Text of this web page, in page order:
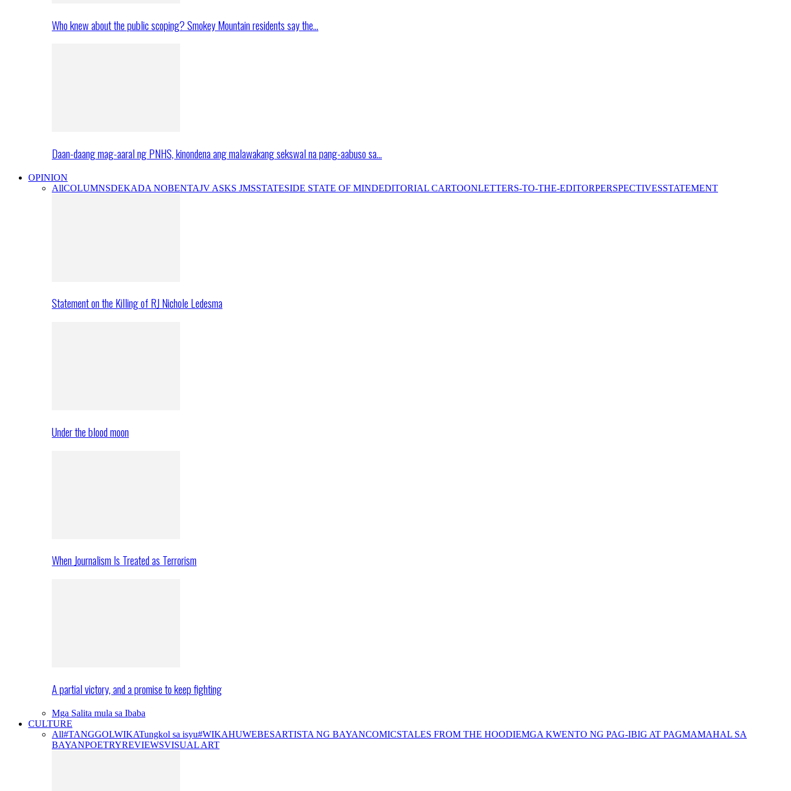
Who knew about the public scoping? Smokey Mountain residents say the…
Daan-daang mag-aaral ng PNHS, kinondena ang malawakang sekswal na pang-aabuso sa…
OPINION
AllCOLUMNSDEKADA NOBENTAJV ASKS JMSSTATESIDE STATE OF MINDEDITORIAL CARTOONLETTERS-TO-THE-EDITORPERSPECTIVESSTATEMENT
Statement on the Killing of RJ Nichole Ledesma
Under the blood moon
When Journalism Is Treated as Terrorism
A partial victory, and a promise to keep fighting
Mga Salita mula sa Ibaba
CULTURE
All#TANGGOLWIKATungkol sa isyu#WIKAHUWEBESARTISTA NG BAYANCOMICSTALES FROM THE HOODIEMGA KWENTO NG PAG-IBIG AT PAGMAMAHAL SA
BAYANPOETRYREVIEWSVISUAL ART